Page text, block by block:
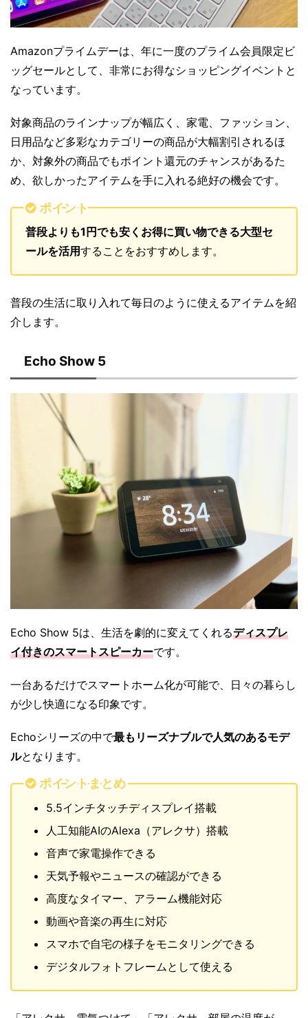
Amazonプライムデーは、年に一度のプライム会員限定ビ
ッグセールとして、非常にお得なショッピングイベントと
なっています。
対象商品のラインナップが幅広く、家電、ファッション、
日用品など多彩なカテゴリーの商品が大幅割引されるほ
か、対象外の商品でもポイント還元のチャンスがあるた
め、欲しかったアイテムを手に入れる絶好の機会です。
ポイント
普段よりも1円でも安くお得に買い物できる大型セ
ールを活用することをおすすめします。
普段の生活に取り入れて毎日のように使えるアイテムを紹
介します。
Echo Show 5
Echo Show 5は、生活を劇的に変えてくれるディスプレ
イ付きのスマートスピーカーです。
一台あるだけでスマートホーム化が可能で、日々の暮らし
が少し快適になる印象です。
Echoシリーズの中で最もリーズナブルで人気のあるモデ
ルとなります。
ポイントまとめ
5.5インチタッチディスプレイ搭載
人工知能AIのAlexa（アレクサ）搭載
音声で家電操作できる
天気予報やニュースの確認ができる
高度なタイマー、アラーム機能対応
動画や音楽の再生に対応
スマホで自宅の様子をモニタリングできる
デジタルフォトフレームとして使える